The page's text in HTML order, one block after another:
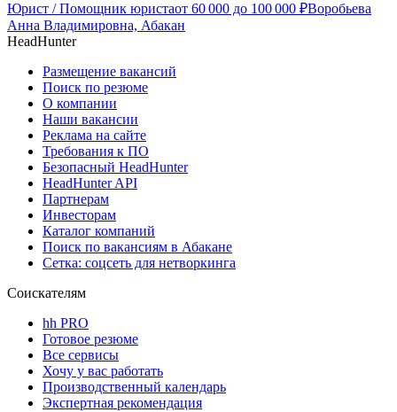
Юрист / Помощник юристаот 60 000 до 100 000 ₽Воробьева
Анна Владимировна, Абакан
HeadHunter
Размещение вакансий
Поиск по резюме
О компании
Наши вакансии
Реклама на сайте
Требования к ПО
Безопасный HeadHunter
HeadHunter API
Партнерам
Инвесторам
Каталог компаний
Поиск по вакансиям в Абакане
Сетка: соцсеть для нетворкинга
Соискателям
hh PRO
Готовое резюме
Все сервисы
Хочу у вас работать
Производственный календарь
Экспертная рекомендация